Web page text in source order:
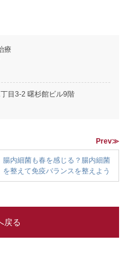
療
目3-2 曙杉館ビル9階
Prev≫
腸内細菌も春を感じる？腸内細菌
を整えて免疫バランスを整えよう
戻る